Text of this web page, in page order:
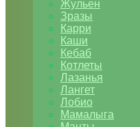
Жульен
Зразы
Карри
Каши
Кебаб
Котлеты
Лазанья
Лангет
Лобио
Мамалыга